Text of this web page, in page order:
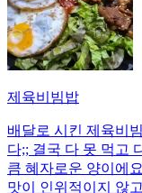
제육비빔밥
배달로 시킨 제육비
다;; 결국 다 못 먹고
큼 혜자로운 양이에
맛이 인위적이지 않